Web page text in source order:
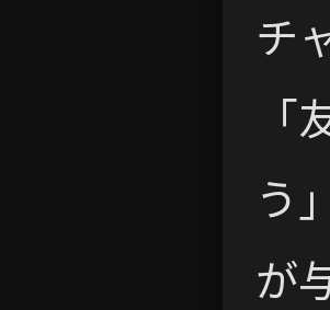
チ
う
が